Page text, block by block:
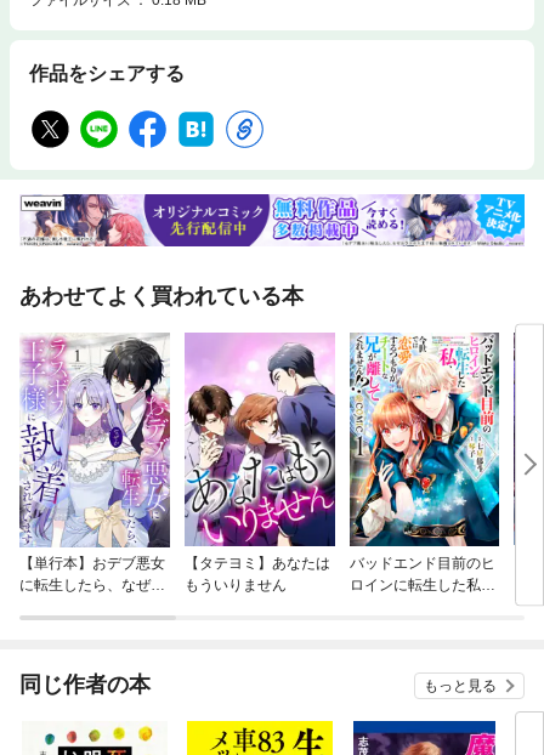
作品をシェアする
あわせてよく買われている本
【単行本】おデブ悪女
に転生したら、なぜか
【タテヨミ】あなたは
もういりません
バッドエンド目前のヒ
ロインに転生した私、
同じ作者の本 もっと見る